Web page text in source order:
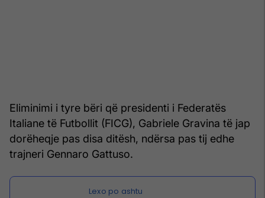
Eliminimi i tyre bëri që presidenti i Federatës
Italiane të Futbollit (FICG), Gabriele Gravina të jap
dorëheqje pas disa ditësh, ndërsa pas tij edhe
trajneri Gennaro Gattuso.